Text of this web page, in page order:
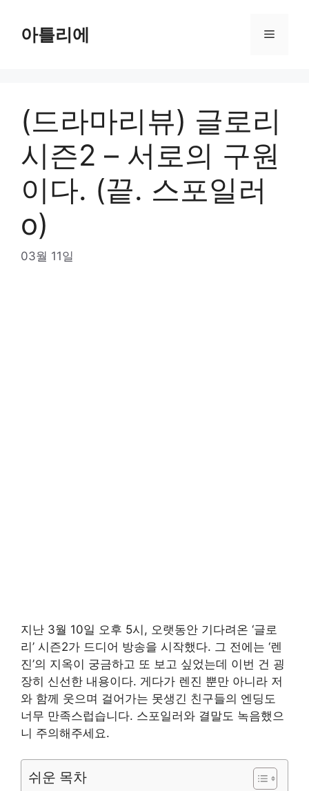
content아틀리에 Menu
(드라마리뷰) 글로리
시즌2 – 서로의 구원
이다. (끝. 스포일러
o)
03월 11일
지난 3월 10일 오후 5시, 오랫동안 기다려온 ‘글로
리’ 시즌2가 드디어 방송을 시작했다. 그 전에는 ‘렌
진’의 지옥이 궁금하고 또 보고 싶었는데 이번 건 굉
장히 신선한 내용이다. 게다가 렌진 뿐만 아니라 저
와 함께 웃으며 걸어가는 못생긴 친구들의 엔딩도
너무 만족스럽습니다. 스포일러와 결말도 녹음했으
니 주의해주세요.
쉬운 목차